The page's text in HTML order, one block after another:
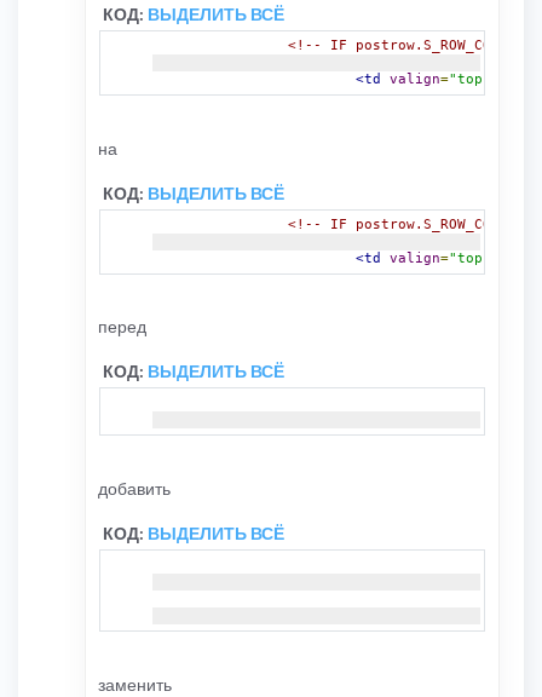
КОД: ВЫДЕЛИТЬ ВСЁ
<!-- IF postrow.S_ROW_COUNT
<td valign="top"
на
КОД: ВЫДЕЛИТЬ ВСЁ
<!-- IF postrow.S_ROW_COUNT
<td valign="top"
перед
КОД: ВЫДЕЛИТЬ ВСЁ
добавить
КОД: ВЫДЕЛИТЬ ВСЁ
заменить